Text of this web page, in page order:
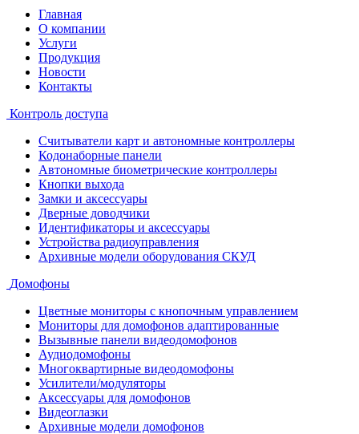
Главная
О компании
Услуги
Продукция
Новости
Контакты
Контроль доступа
Считыватели карт и автономные контроллеры
Кодонаборные панели
Автономные биометрические контроллеры
Кнопки выхода
Замки и аксессуары
Дверные доводчики
Идентификаторы и аксессуары
Устройства радиоуправления
Архивные модели оборудования СКУД
Домофоны
Цветные мониторы с кнопочным управлением
Мониторы для домофонов адаптированные
Вызывные панели видеодомофонов
Аудиодомофоны
Многоквартирные видеодомофоны
Усилители/модуляторы
Аксессуары для домофонов
Видеоглазки
Архивные модели домофонов